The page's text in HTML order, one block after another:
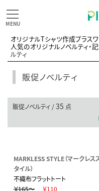
オリジナルTシャツ作成プラス
人気のオリジナルノベルティ・
ルティ
販促ノベルティ
販促ノベルティ /35 点
MARKLESS STYLE（マークレス
タイル）
不織布フラットトート
￥165～
￥110